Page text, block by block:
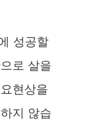
성공할
로 살을
현상을
지 않습